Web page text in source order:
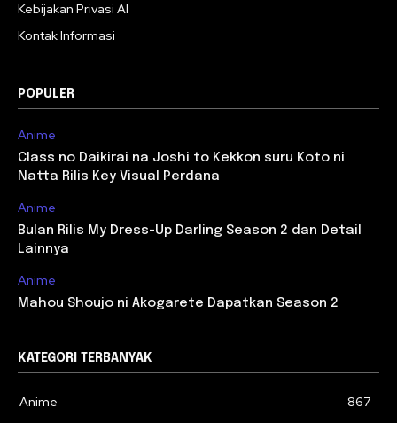
Kebijakan Privasi AI
Kontak Informasi
POPULER
Anime
Class no Daikirai na Joshi to Kekkon suru Koto ni
Natta Rilis Key Visual Perdana
Anime
Bulan Rilis My Dress-Up Darling Season 2 dan Detail
Lainnya
Anime
Mahou Shoujo ni Akogarete Dapatkan Season 2
KATEGORI TERBANYAK
Anime
867